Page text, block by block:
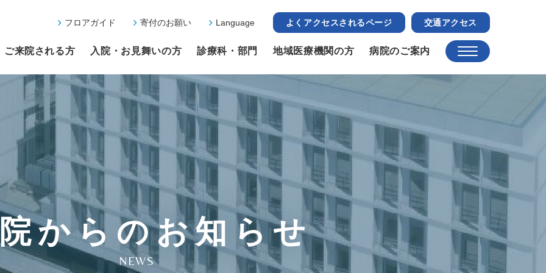
フロアガイド 寄付のお願い Language よくアクセスされるページ 交通アクセス
ご来院される方 入院・お見舞いの方 診療科・部門 地域医療機関の方 病院のご案内
からのお知らせ
NEWS